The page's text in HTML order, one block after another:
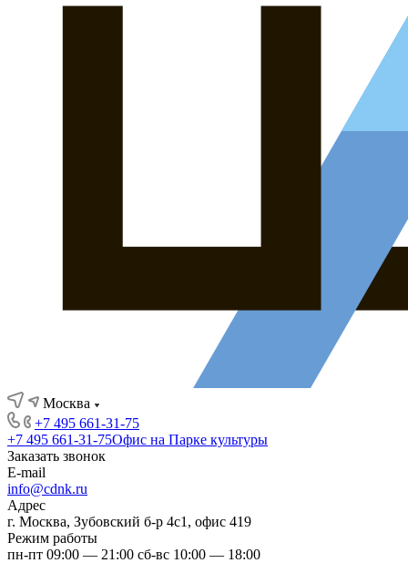
Москва
+7 495 661-31-75
+7 495 661-31-75Офис на Парке культуры
Заказать звонок
E-mail
info@cdnk.ru
Адрес
г. Москва, Зубовский б-р 4с1, офис 419
Режим работы
пн-пт 09:00 — 21:00 сб-вс 10:00 — 18:00